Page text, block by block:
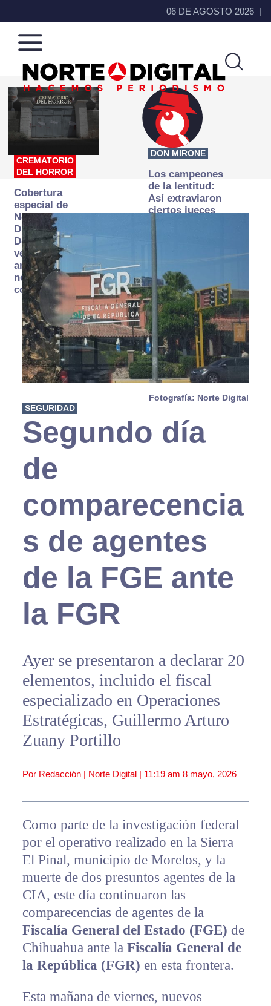
06 DE AGOSTO 2026
Norte
de
Ciudad
Más
que
noticias,
hacemos periodismo
CREMATORIO
DEL HORROR
Cobertura
especial de
Norte
Digital:
Donde la
verdad
arde… pero
no se
consume
DON MIRONE
Los campeones
de la lentitud:
Así extraviaron
ciertos jueces
Fotografía: Norte Digital
SEGURIDAD
Segundo día
de
comparecencia
s de agentes
de la FGE ante
la FGR
Ayer se presentaron a declarar 20
elementos, incluido el fiscal
especializado en Operaciones
Estratégicas, Guillermo Arturo
Zuany Portillo
Por Redacción | Norte Digital | 11:19 am 8 mayo, 2026
Como parte de la investigación federal
por el operativo realizado en la Sierra
El Pinal, municipio de Morelos, y la
muerte de dos presuntos agentes de la
CIA, este día continuaron las
comparecencias de agentes de la
Fiscalía General del Estado (FGE) de
Chihuahua ante la Fiscalía General de
la República (FGR) en esta frontera.
Esta mañana de viernes, nuevos